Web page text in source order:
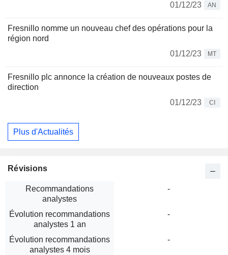
01/12/23
AN
Fresnillo nomme un nouveau chef des opérations pour la
région nord
01/12/23
MT
Fresnillo plc annonce la création de nouveaux postes de
direction
01/12/23
CI
Plus d'Actualités
Révisions
Recommandations
analystes
-
Évolution recommandations
analystes 1 an
-
Évolution recommandations
analystes 4 mois
-